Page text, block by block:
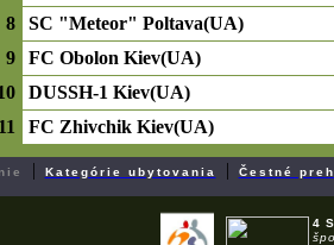
8
SC "Meteor" Poltava(UA)
9
FC Obolon Kiev(UA)
DUSSH-1 Kiev(UA)
11
FC Zhivchik Kiev(UA)
| Kategórie ubytovania | Čestné
4